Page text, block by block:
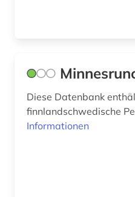
Diese Datenbank
finnlandschwedische
Informationen